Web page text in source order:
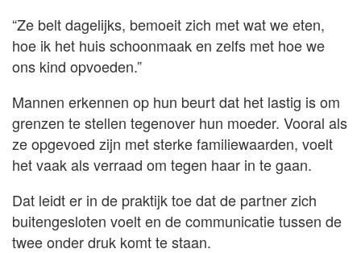
“Ze belt dagelijks, bemoeit zich met wat we eten,
hoe ik het huis schoonmaak en zelfs met hoe we
ons kind opvoeden.”
Mannen erkennen op hun beurt dat het lastig is om
grenzen te stellen tegenover hun moeder. Vooral als
ze opgevoed zijn met sterke familiewaarden, voelt
het vaak als verraad om tegen haar in te gaan.
Dat leidt er in de praktijk toe dat de partner zich
buitengesloten voelt en de communicatie tussen de
twee onder druk komt te staan.